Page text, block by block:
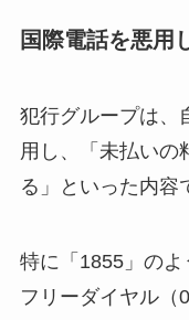
国際電話を悪用
犯行グループは、
用し、「未払いの
る」といった内容
特に「1855」の
フリーダイヤル（